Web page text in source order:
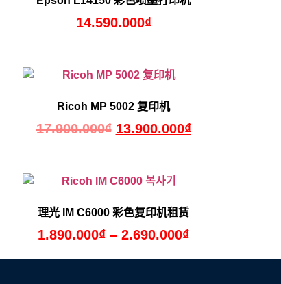
14.590.000₫
Ricoh MP 5002 复印机
17.900.000₫ 13.900.000₫
理光 IM C6000 彩色复印机租赁
1.890.000₫ – 2.690.000₫